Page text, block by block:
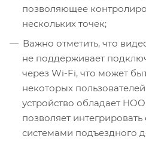
позволяющее
нескольких точек;
Важно отметить, что
не поддерживает
через Wi-Fi, что может
некоторых
устройство обладает
позволяет
системами подъездного